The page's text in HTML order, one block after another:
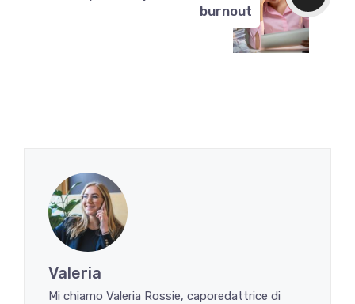
burnout
Valeria
Mi chiamo Valeria Rossie, caporedattrice di